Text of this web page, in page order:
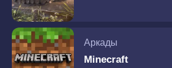
Аркады
Minecraft